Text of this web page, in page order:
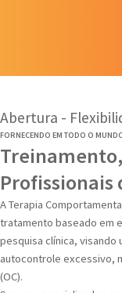
Abertura -
FORNECENDO EM TODO O
Profissionais
A Terapia
tratamento baseado em
pesquisa clínica,
autocontrole excessivo,
(OC).